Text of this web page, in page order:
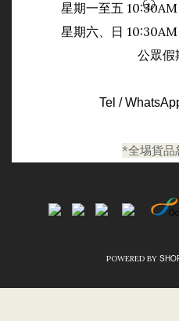
星期一至五
星期六、 日
公眾假
Tel /
*全埸貨品
POWERED BY